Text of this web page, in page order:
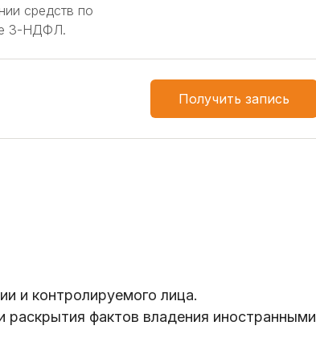
средств по
3-НДФЛ.
Получить запись
и контролируемого лица.
фактов владения иностранными